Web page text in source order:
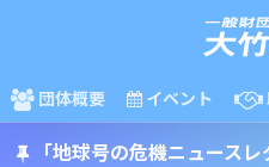
団体概要 イベント
「地球号の危機ニュースレ